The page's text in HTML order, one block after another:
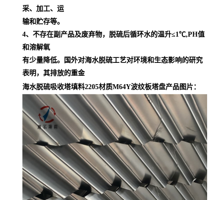
采、加工、运
输和贮存等。
4、不存在副产品及废弃物，脱硫后循环水的温升≤1℃,PH值
和溶解氧
有少量降低。国外对海水脱硫工艺对环境和生态影响的研究
表明，其排放的重金
海水脱硫吸收塔填料2205材质M64Y波纹板塔盘产品图片：